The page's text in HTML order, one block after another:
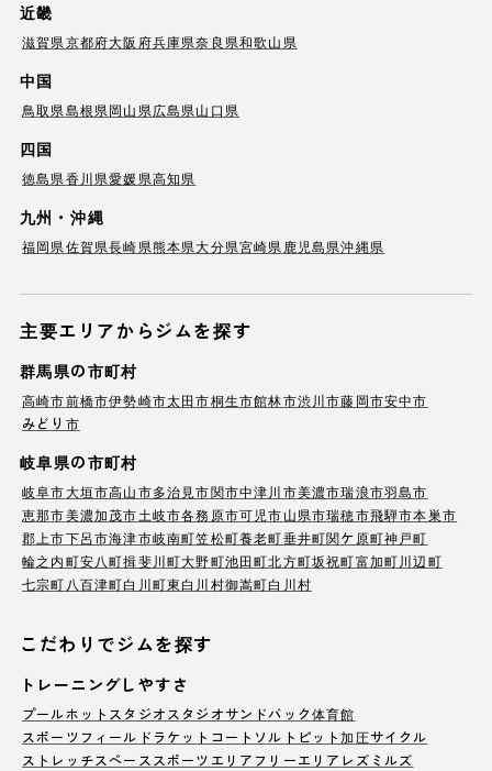
近畿
滋賀県京都府大阪府兵庫県奈良県和歌山県
中国
鳥取県島根県岡山県広島県山口県
四国
徳島県香川県愛媛県高知県
九州・沖縄
福岡県佐賀県長崎県熊本県大分県宮崎県 鹿児島県沖縄県
主要エリアからジムを探す
群馬県の市町村
高崎市前橋市伊勢崎市太田市桐生市館林市渋川市藤岡市安中市
みどり市
岐阜県の市町村
岐阜市大垣市高山市多治見市関市中津川市美濃市瑞浪市羽島市
恵那市美濃加茂市土岐市各務原市可児市山県市瑞穂市飛騨市本巣市
郡上市下呂市海津市岐南町笠松町養老町垂井町関ケ原町神戸町
輪之内町安八町揖斐川町大野町池田町北方町坂祝町富加町川辺町
七宗町 八百津町白川町東白川村御嵩町白川村
こだわりでジムを探す
トレーニングしやすさ
プールホットスタジオ スタジオサンドバック体育館
スポーツフィールド ラケットコート ソルトピット加圧サイクル
ストレッチスペース スポーツエリア フリーエリア レズミルズ